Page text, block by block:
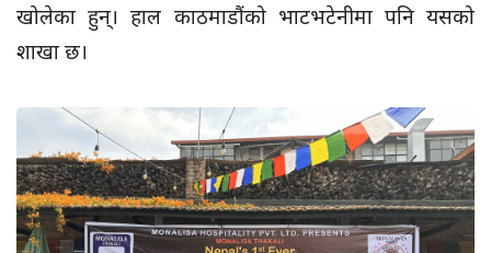
खोलेका हुन्। हाल काठमाडौंको भाटभटेनीमा पनि यसको
शाखा छ।